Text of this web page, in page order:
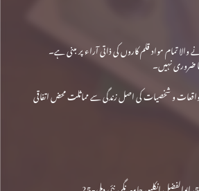
تمام مواد قلم کاروں کی ذاتی آراء پر مبنی ہے۔
ضروری نہیں۔
و شخصیات کی اصل زندگی سے مماثلت محض اتفاقی